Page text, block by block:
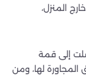
المنزل،
إلى قمة
لها، ومن